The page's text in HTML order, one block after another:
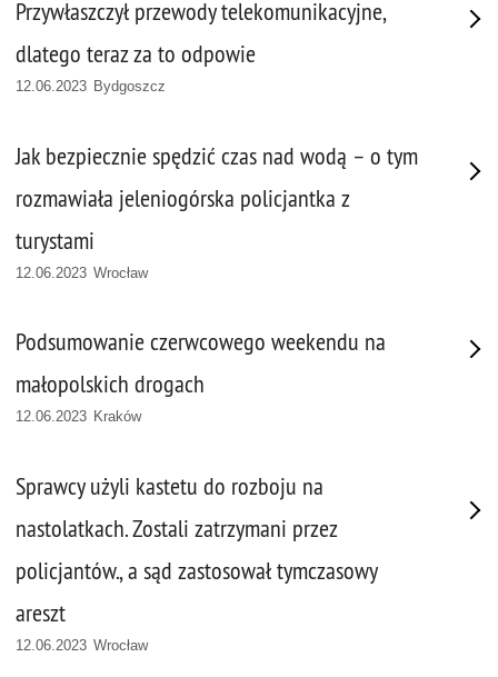
Przywłaszczył przewody telekomunikacyjne,
dlatego teraz za to odpowie
12.06.2023 Bydgoszcz
Jak bezpiecznie spędzić czas nad wodą – o tym
rozmawiała jeleniogórska policjantka z
turystami
12.06.2023 Wrocław
Podsumowanie czerwcowego weekendu na
małopolskich drogach
12.06.2023 Kraków
Sprawcy użyli kastetu do rozboju na
nastolatkach. Zostali zatrzymani przez
policjantów., a sąd zastosował tymczasowy
areszt
12.06.2023 Wrocław